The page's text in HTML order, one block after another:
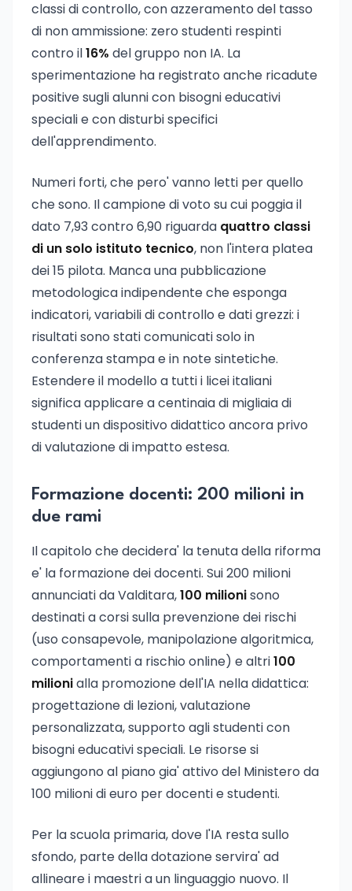
classi di controllo, con azzeramento del tasso
di non ammissione: zero studenti respinti
contro il16% del gruppo non IA. La
sperimentazione ha registrato anche ricadute
positive sugli alunni con bisogni educativi
speciali e con disturbi specifici
dell'apprendimento.
Numeri forti, che pero' vanno letti per quello
che sono. Il campione di voto su cui poggia il
dato 7,93 contro 6,90 riguarda quattro classi
di un solo istituto tecnico, non l'intera platea
dei 15 pilota. Manca una pubblicazione
metodologica indipendente che esponga
indicatori, variabili di controllo e dati grezzi: i
risultati sono stati comunicati solo in
conferenza stampa e in note sintetiche.
Estendere il modello a tutti i licei italiani
significa applicare a centinaia di migliaia di
studenti un dispositivo didattico ancora privo
di valutazione di impatto estesa.
Formazione docenti: 200 milioni in
due rami
Il capitolo che decidera' la tenuta della riforma
e' la formazione dei docenti. Sui 200 milioni
annunciati da Valditara,100 milionisono
destinati a corsi sulla prevenzione dei rischi
(uso consapevole, manipolazione algoritmica,
comportamenti a rischio online) e altri100
milionialla promozione dell'IA nella didattica:
progettazione di lezioni, valutazione
personalizzata, supporto agli studenti con
bisogni educativi speciali. Le risorse si
aggiungono al piano gia' attivo del Ministero da
100 milioni di euro per docenti e studenti.
Per la scuola primaria, dove l'IA resta sullo
sfondo, parte della dotazione servira' ad
allineare i maestri a un linguaggio nuovo. Il